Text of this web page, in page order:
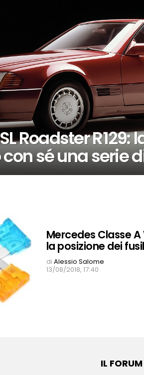
Roadster R129:
sé una serie
Mercedes Classe
la posizione dei
di Alessio Salome
13/08/2018, 17:40
IL